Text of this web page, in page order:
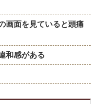
画面を見ていると頭痛
和感がある